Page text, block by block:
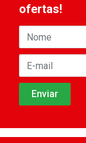
ofertas!